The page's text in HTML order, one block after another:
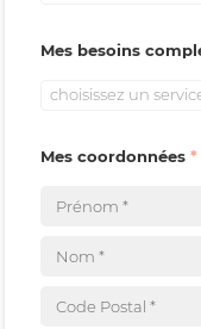
Mes besoins
choisissez un
Mes coordonnées